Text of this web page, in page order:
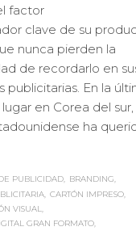
factor
clave de su
nunca pierden la
de recordarlo en
publicitarias. En la
en Corea del sur,
ha
PUBLICIDAD
BRANDING
CARTÓN IMPRESO
VISUAL
GRAN FORMATO